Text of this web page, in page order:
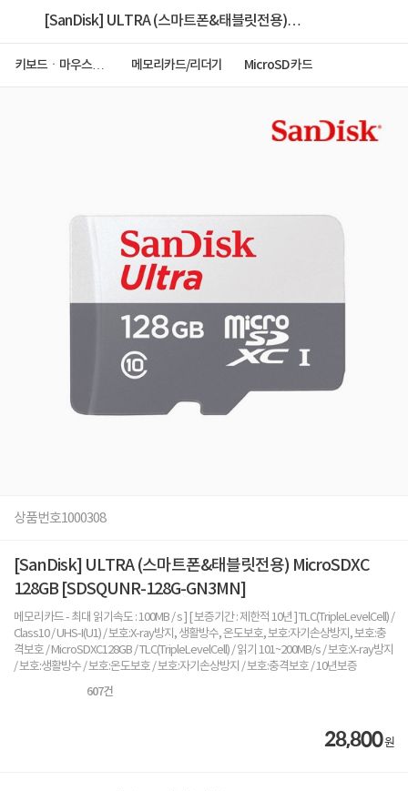
[SanDisk] ULTRA (스마트폰&태블릿전용)
키보드ㆍ마우스ㆍ
메모리카드/리더기 MicroSD 카드
상품번호1000308
[SanDisk] ULTRA (스마트폰&태블릿전용) MicroSDXC
128GB [SDSQUNR-128G-GN3MN]
메모리카드 - 최대 읽기속도 : 100MB / s ] [ 보증기간 : 제한적 10년 ] TLC(TripleLevelCell) /
Class10 / UHS-I(U1) / 보호:X-ray방지, 생활방수, 온도보호, 보호:자기손상방지, 보호:충
격보호 / MicroSDXC128GB / TLC(TripleLevelCell) / 읽기 101~200MB/s / 보호:X-ray방지
/ 보호:생활방수 / 보호:온도보호 / 보호:자기손상방지 / 보호:충격보호 / 10년보증
607건
28,800원